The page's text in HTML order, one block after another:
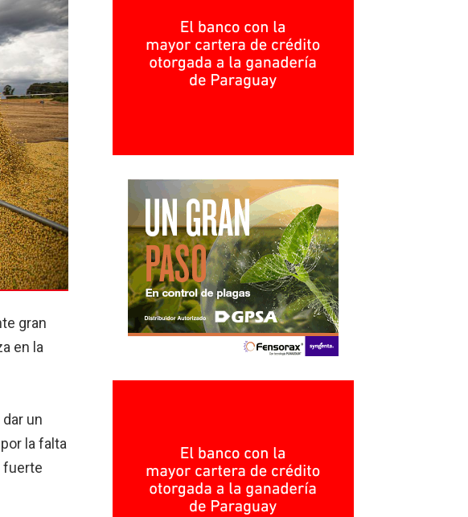
gran
en la
un
la falta
fuerte